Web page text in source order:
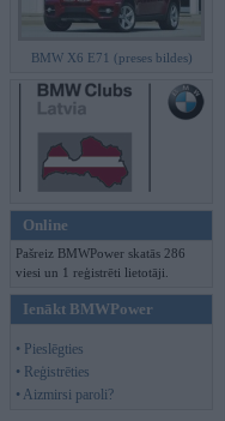
BMW X6 E71 (preses bildes)
Online
Pašreiz BMWPower skatās 286
viesi un 1 reģistrēti lietotāji.
Ienākt BMWPower
• Pieslēgties
• Reģistrēties
• Aizmirsi paroli?